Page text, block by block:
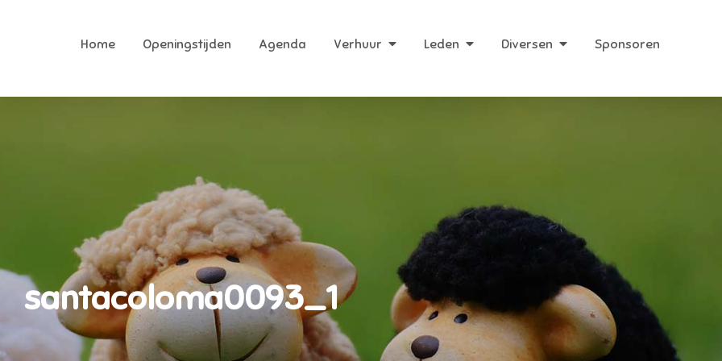
speeltuin van Raalte
Home Openingstijden Agenda Verhuur Leden Diversen Sponsoren
santacoloma0093_1